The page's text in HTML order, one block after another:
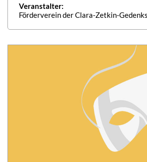
Veranstalter:
Förderverein der Clara-Zetkin-